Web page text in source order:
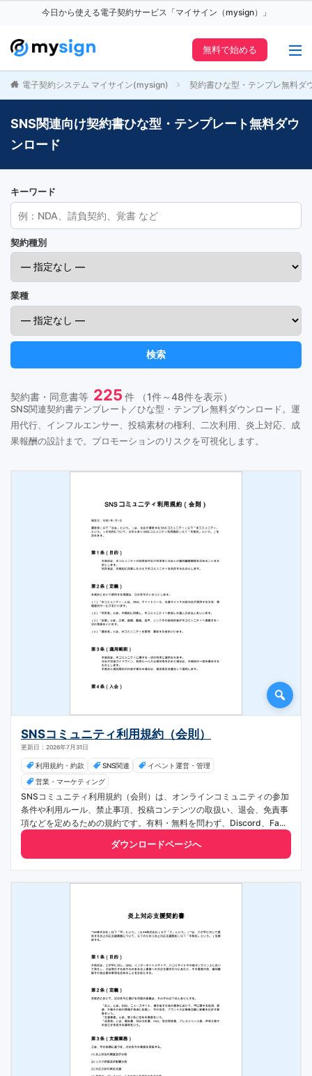
今日から使える電子契約サービス「マイサイン（mysign）」
無料で始める
電子契約システム マイサイン(mysign) 契約書ひな型・テンプレ無料ダ
SNS関連向け契約書ひな型・テンプレート無料ダウ
ンロード
キーワード
契約種別
業種
検索
契約書・同意書等 225 件 （1件～48件を表示）
SNS関連契約書テンプレート／ひな型・テンプレ無料ダウンロード。運
用代行、インフルエンサー、投稿素材の権利、二次利用、炎上対応、成
果報酬の設計まで。プロモーションのリスクを可視化します。
SNSコミュニティ利用規約（会則）
更新日：2026年7月31日
利用規約・約款 SNS関連
イベント運営・管理
営業・マーケティング
SNSコミュニティ利用規約（会則）は、オンラインコミュニティの参加
条件や利用ルール、禁止事項、投稿コンテンツの取扱い、退会、免責事
項などを定めるための規約です。有料・無料を問わず、Discord、Fa...
ダウンロードページへ